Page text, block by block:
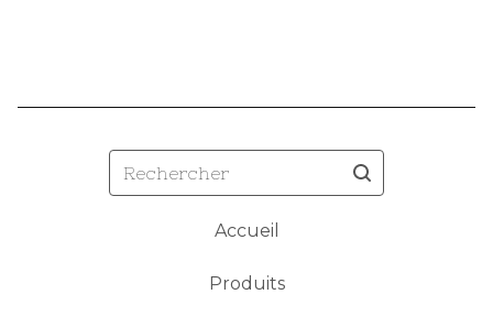
Rechercher
Accueil
Produits